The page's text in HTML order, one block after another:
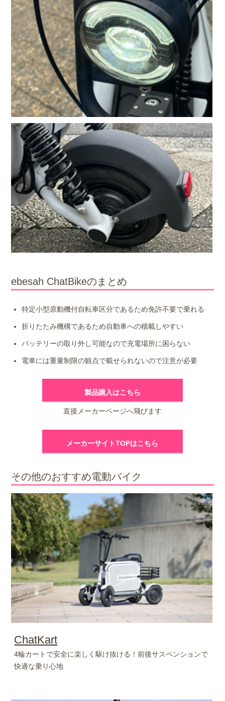
ebesah ChatBikeのまとめ
特定小型原動機付自転車区分であるため免許不要で乗れる
折りたたみ機構であるため自動車への積載しやすい
バッテリーの取り外し可能なので充電場所に困らない
電車には重量制限の観点で載せられないので注意が必要
製品購入はこちら
直接メーカーページへ飛びます
メーカーサイトTOPはこちら
その他のおすすめ電動バイク
ChatKart
4輪カートで安全に楽しく駆け抜ける！前後サスペンションで
快適な乗り心地